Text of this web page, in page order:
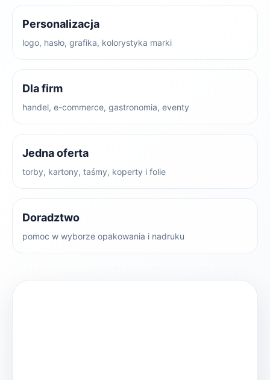
Personalizacja
logo, hasło, grafika, kolorystyka marki
Dla firm
handel, e-commerce, gastronomia, eventy
Jedna oferta
torby, kartony, taśmy, koperty i folie
Doradztwo
pomoc w wyborze opakowania i nadruku